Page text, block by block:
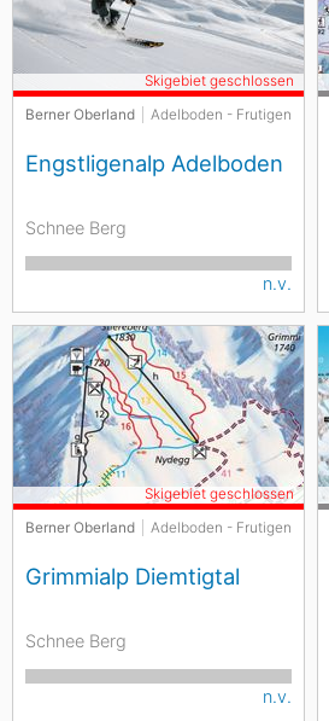
Berner Oberland Adelboden - Frutigen
Engstligenalp Adelboden
Skigebiet geschlossen
Schnee Berg
n.v.
Berner Oberland Adelboden - Frutigen
Grimmialp Diemtigtal
Skigebiet geschlossen
Schnee Berg
n.v.